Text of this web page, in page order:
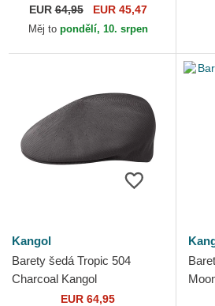
EUR64,95 EUR 45,47
Měj to pondělí, 10. srpen
Kangol
Barety šedá Tropic 504
Charcoal Kangol
EUR 64,95